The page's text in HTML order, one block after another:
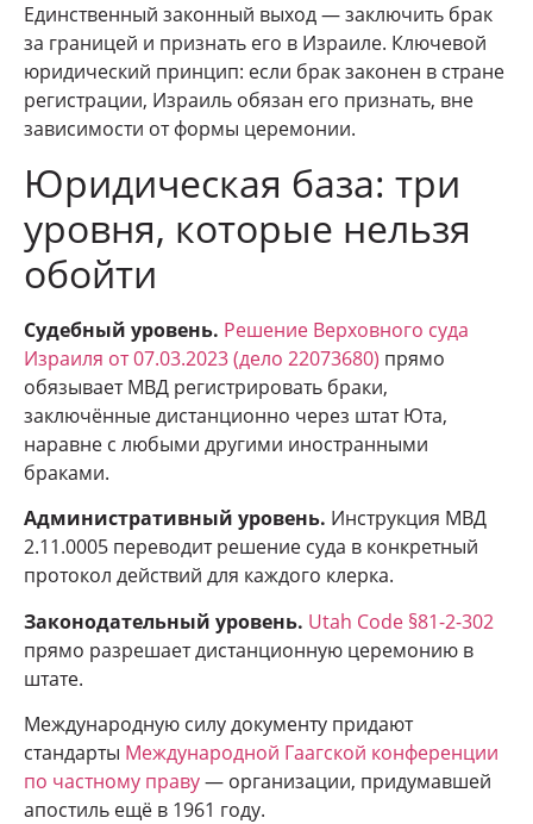
Единственный законный выход — заключить брак
за границей и признать его в Израиле. Ключевой
юридический принцип: если брак законен в стране
регистрации, Израиль обязан его признать, вне
зависимости от формы церемонии.
Юридическая база: три
уровня, которые нельзя
обойти
Судебный уровень. Решение Верховного суда
Израиля от 07.03.2023 (дело 22073680) прямо
обязывает МВД регистрировать браки,
заключённые дистанционно через штат Юта,
наравне с любыми другими иностранными
браками.
Административный уровень. Инструкция МВД
2.11.0005 переводит решение суда в конкретный
протокол действий для каждого клерка.
Законодательный уровень. Utah Code §81-2-302
прямо разрешает дистанционную церемонию в
штате.
Международную силу документу придают
стандарты Международной Гаагской конференции
по частному праву— организации, придумавшей
апостиль ещё в 1961 году.